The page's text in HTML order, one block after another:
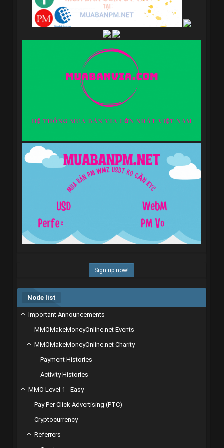
Sign up now!
Node list
Important Announcements
MMOMakeMoneyOnline.net Events
MMOMakeMoneyOnline.net Charity
Payment Histories
Activity Histories
MMO Level 1 - Easy
Pay Per Click Advertising (PTC)
Cryptocurrency
Referrers